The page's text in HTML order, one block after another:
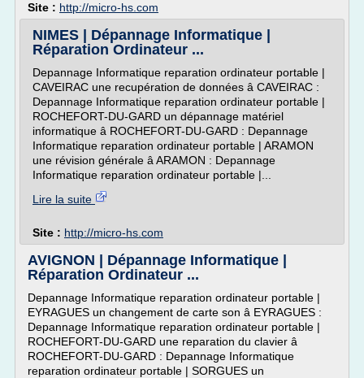
Site : http://micro-hs.com
NIMES | Dépannage Informatique |
Réparation Ordinateur ...
Depannage Informatique reparation ordinateur portable |
CAVEIRAC une recupération de données â CAVEIRAC :
Depannage Informatique reparation ordinateur portable |
ROCHEFORT-DU-GARD un dépannage matériel
informatique â ROCHEFORT-DU-GARD : Depannage
Informatique reparation ordinateur portable | ARAMON
une révision générale â ARAMON : Depannage
Informatique reparation ordinateur portable |...
Lire la suite
Site : http://micro-hs.com
AVIGNON | Dépannage Informatique |
Réparation Ordinateur ...
Depannage Informatique reparation ordinateur portable |
EYRAGUES un changement de carte son â EYRAGUES :
Depannage Informatique reparation ordinateur portable |
ROCHEFORT-DU-GARD une reparation du clavier â
ROCHEFORT-DU-GARD : Depannage Informatique
reparation ordinateur portable | SORGUES un